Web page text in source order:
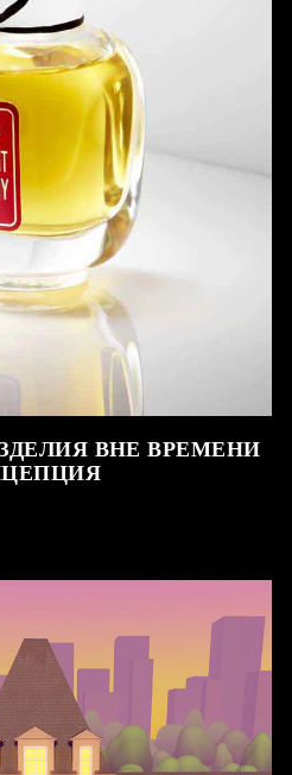
ВНЕ ВРЕМЕНИ